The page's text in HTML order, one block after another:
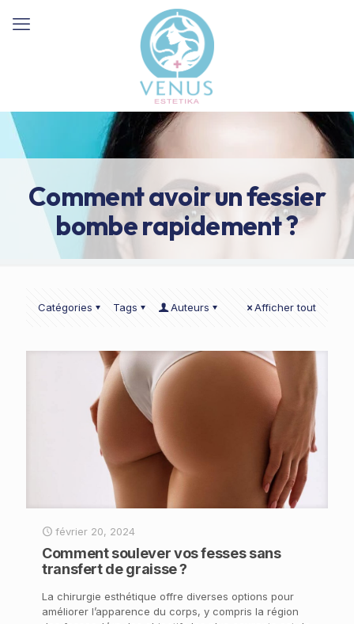
Comment avoir un fessier
bombe rapidement ?
Catégories Tags Auteurs Afficher tout
février 20, 2024
Comment soulever vos fesses sans
transfert de graisse ?
La chirurgie esthétique offre diverses options pour
améliorer l’apparence du corps, y compris la région